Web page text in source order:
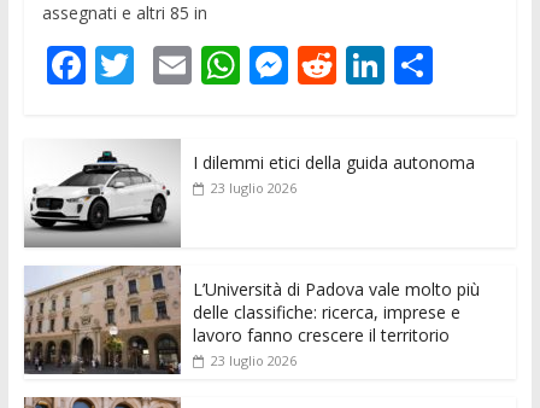
assegnati e altri 85 in
F
e
b
o
o
k
T
itt
er
E
ai
l
W
s
p
M
ss
e
er
R
di
Li
e
C
di
I dilemmi etici della guida autonoma
23 luglio 2026
L’Università di Padova vale molto più
delle classifiche: ricerca, imprese e
lavoro fanno crescere il territorio
23 luglio 2026